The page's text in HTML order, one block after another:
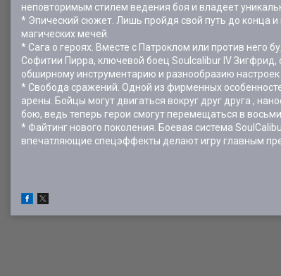
неповторимым стилем ведения боя и владеет
* Эпический сюжет. Лишь пройдя свой путь до конца
магических мечей.
* Сага о героях. Вместе с Патроклом или против него
Софитии Пирра, ключевой боец Soulcalibur IV
обширному инструментарию и разнообразию
* Свобода сражений. Одной из фирменных
арены. Бойцы могут двигаться вокруг друг друга ,
бою, ведь теперь герои смогут перемещаться в
* Файтинг нового поколения. Боевая система
впечатляющие спецэффекты делают игру главным